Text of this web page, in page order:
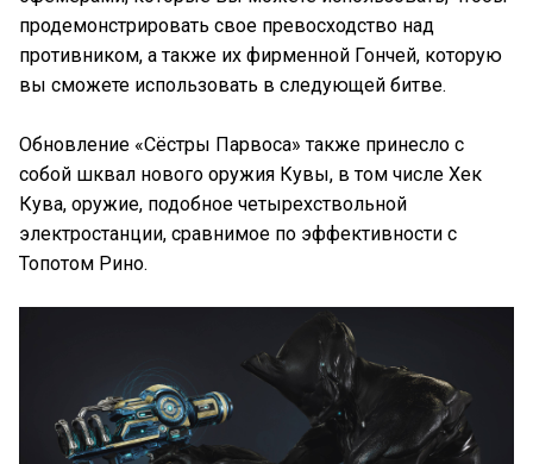
продемонстрировать свое превосходство над
противником, а также их фирменной Гончей, которую
вы сможете использовать в следующей битве.
Обновление «Сёстры Парвоса» также принесло с
собой шквал нового оружия Кувы, в том числе Хек
Кува, оружие, подобное четырехствольной
электростанции, сравнимое по эффективности с
Топотом Рино.